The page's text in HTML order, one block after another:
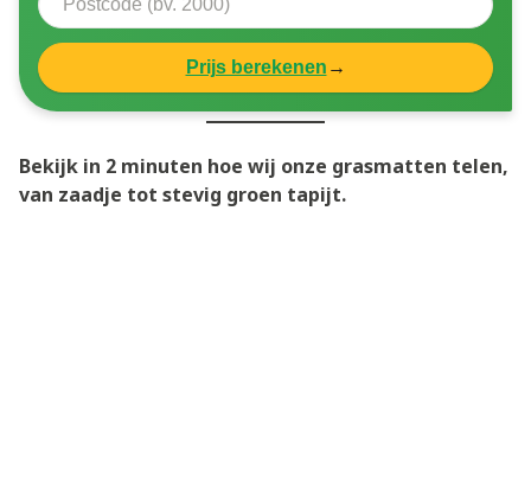
Prijs berekenen →
Bekijk in 2 minuten hoe wij onze grasmatten telen,
van zaadje tot stevig groen tapijt.